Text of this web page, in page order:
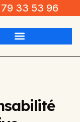
33 53 96